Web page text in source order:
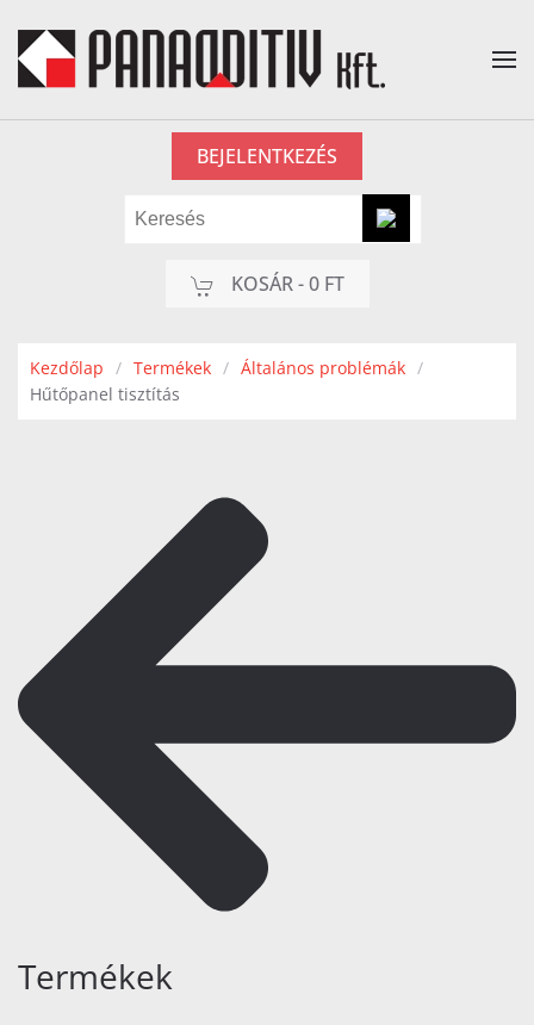
Fő tartalom átugrása
BEJELENTKEZÉS
KOSÁR -0 FT
Kezdőlap Termékek
Általános problémák
Hűtőpanel tisztítás
Termékek